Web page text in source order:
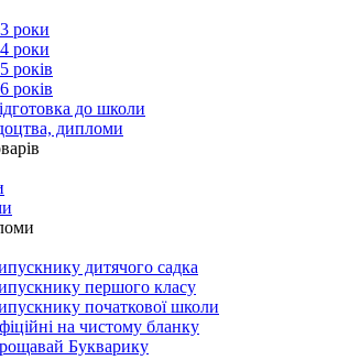
роки
роки
років
років
до школи
дипломи
дитячого садка
першого класу
початкової школи
на чистому бланку
Букварику